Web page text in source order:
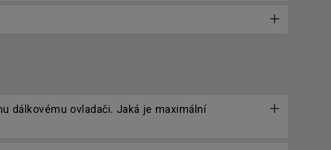
dálkovému ovladači. Jaká je maximální